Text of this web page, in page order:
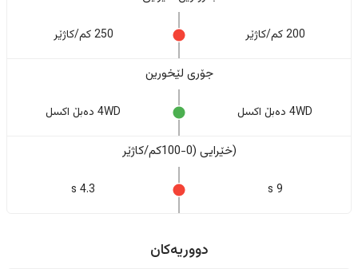
200 کم/کاژێر 250 کم/کاژێر
جۆری لێخورین
4WD دەبڵ اکسل 4WD دەبڵ اکسل
(خێرایی (0-100کم/کاژێر
9 s
4.3 s
دووریەکان